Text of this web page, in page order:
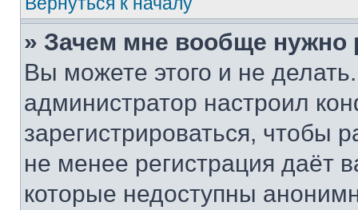
» Зачем мне вообще нужно
Вы можете этого и не
администратор настроил
зарегистрироваться, чтобы
не менее регистрация даёт
которые недоступны